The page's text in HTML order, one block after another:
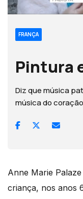
FRANÇA
Pintura
Diz que música
música do coração
Anne Marie
criança, nos anos